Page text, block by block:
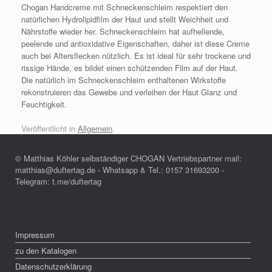
Chogan Handcreme mit Schneckenschleim respektiert den
natürlichen Hydrolipidfilm der Haut und stellt Weichheit und
Nährstoffe wieder her. Schneckenschleim hat aufhellende,
peelende und antioxidative Eigenschaften, daher ist diese Creme
auch bei Altersflecken nützlich. Es ist ideal für sehr trockene und
rissige Hände, es bildet einen schützenden Film auf der Haut.
Die natürlich im Schneckenschleim enthaltenen Wirkstoffe
rekonstruieren das Gewebe und verleihen der Haut Glanz und
Feuchtigkeit.
Veröffentlicht in Allgemein.
© Matthias Köhler selbständiger CHOGAN Vertriebspartner mail:
matthias@duftertag.de - Whatsapp & Tel.: 0157 31693200 -
Telegram: t.me/duftertag
Impressum
zu den Katalogen
Datenschutzerklärung